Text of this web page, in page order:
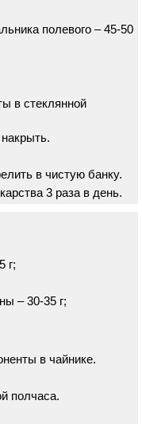
полевого – 45-50
в стеклянной
в чистую банку.
3 раза в день.
г;
– 30-35 г;
в чайнике.
полчаса.